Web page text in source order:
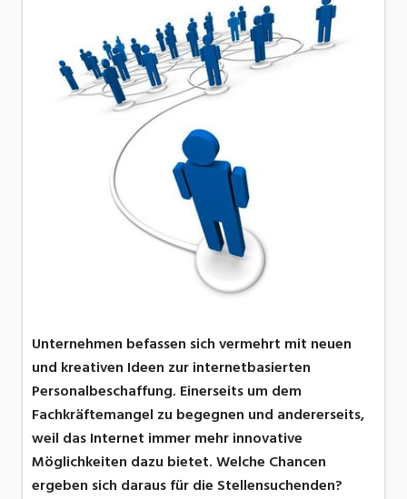
Unternehmen befassen sich vermehrt mit neuen
und kreativen Ideen zur internetbasierten
Personalbeschaffung. Einerseits um dem
Fachkräftemangel zu begegnen und andererseits,
weil das Internet immer mehr innovative
Möglichkeiten dazu bietet. Welche Chancen
ergeben sich daraus für die Stellensuchenden?